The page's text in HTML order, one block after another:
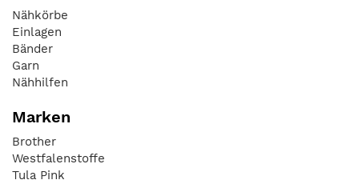
Nähkörbe
Einlagen
Bänder
Garn
Nähhilfen
Marken
Brother
Westfalenstoffe
Tula Pink